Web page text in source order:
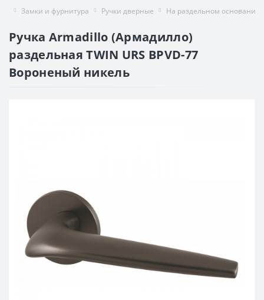
Замки и фурнитура Ручки дверные На раздельном основании
Ручка Armadillo (Армадилло)
раздельная TWIN URS BPVD-77
Вороненый никель